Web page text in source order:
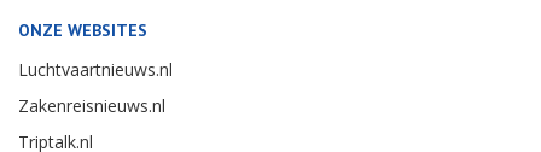
ONZE WEBSITES
Luchtvaartnieuws.nl
Zakenreisnieuws.nl
Triptalk.nl